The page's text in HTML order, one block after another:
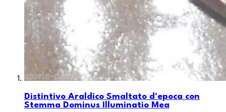
Distintivo Araldico Smaltato d'epoca con
Stemma Dominus Illuminatio Mea